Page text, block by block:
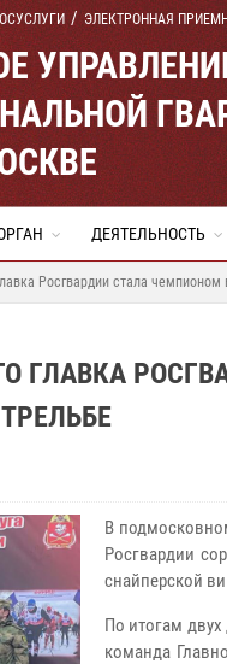
ЭЛЕКТРОННАЯ
ДЕЯТЕЛЬНОСТЬ
Росгвардии стала чемпионом
ГЛАВКА
В
Росгвардии
снайперской
По итогам
команда